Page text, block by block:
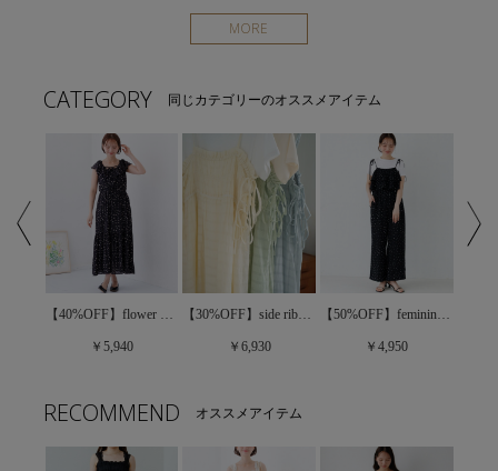
MORE
CATEGORY 同じカテゴリーのオススメアイテム
【40%OFF】flower shower onepiece～ﾌﾗﾜｰｼｬﾜｰﾜﾝﾋﾟｰｽ
￥5,940
【30%OFF】side ribbon onepiece～ｻｲﾄﾞﾘﾎﾞﾝﾜﾝﾋﾟｰｽ
￥6,930
【50%OFF】feminine dot rompers～ﾌｪﾐﾆﾝﾄﾞｯﾄﾛﾝﾊﾟｰｽ
￥4,950
RECOMMEND オススメアイテム